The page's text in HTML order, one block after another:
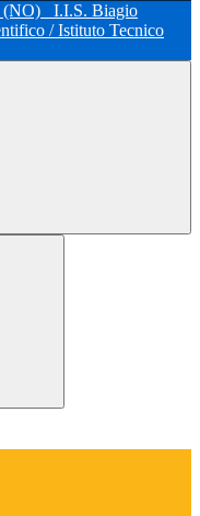
I.I.S. Biagio
/ Istituto Tecnico